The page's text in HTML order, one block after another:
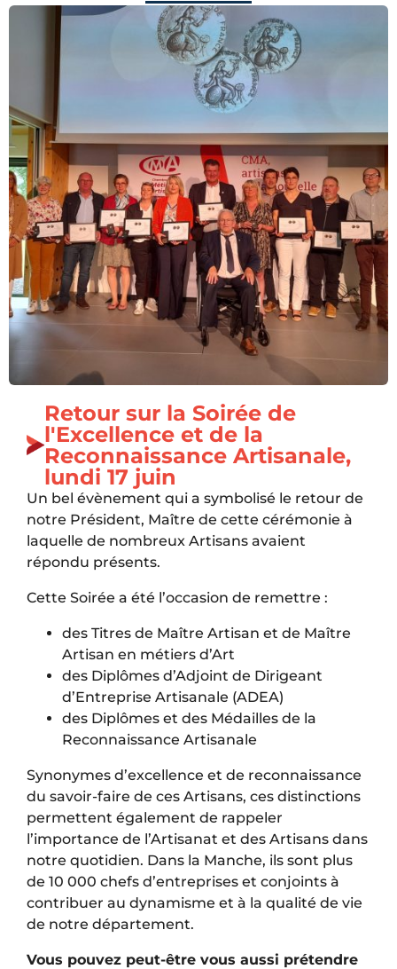
Retour sur la Soirée de
l'Excellence et de la
Reconnaissance Artisanale,
lundi 17 juin
Un bel évènement qui a symbolisé le retour de
notre Président, Maître de cette cérémonie à
laquelle de nombreux Artisans avaient
répondu présents.
Cette Soirée a été l’occasion de remettre :
des Titres de Maître Artisan et de Maître
Artisan en métiers d’Art
des Diplômes d’Adjoint de Dirigeant
d’Entreprise Artisanale (ADEA)
des Diplômes et des Médailles de la
Reconnaissance Artisanale
Synonymes d’excellence et de reconnaissance
du savoir-faire de ces Artisans, ces distinctions
permettent également de rappeler
l’importance de l’Artisanat et des Artisans dans
notre quotidien. Dans la Manche, ils sont plus
de 10 000 chefs d’entreprises et conjoints à
contribuer au dynamisme et à la qualité de vie
de notre département.
Vous pouvez peut-être vous aussi prétendre